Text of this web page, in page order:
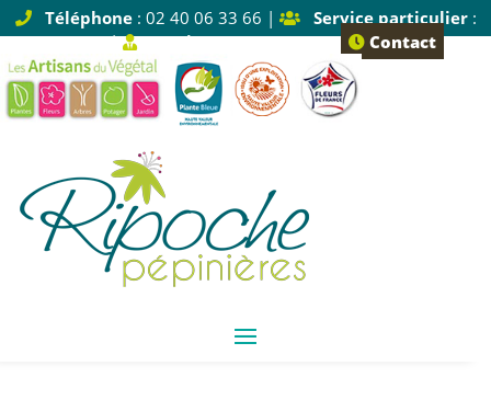
Téléphone: 02 40 06 33 66 | Service particulier:
Tapez 1 |
Service pro: Tapez 2 Contact